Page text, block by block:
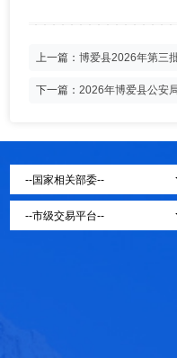
上一篇：博爱县2026年第三
下一篇：2026年博爱县公安